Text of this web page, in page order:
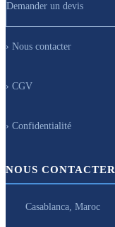
Demander un devis
› Nous contacter
› CGV
› Confidentialité
NOUS CONTACTER
Casablanca, Maroc